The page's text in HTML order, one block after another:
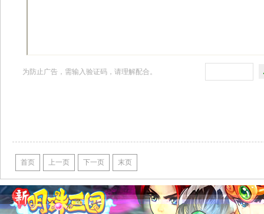
为防止广告，需输入验证码，请理解配合。
首页 上一页 下一页 末页